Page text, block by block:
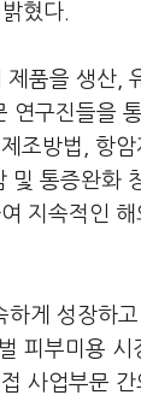
혔다.
품을 생산,
연구진들을
조방법, 항
및 통증완화
지속적인
게 성장하
피부미용 시
사업부문 간